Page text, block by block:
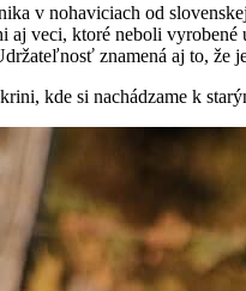
v nohaviciach od
aj veci, ktoré neboli
znamená aj to, že
kde si nachádzame k